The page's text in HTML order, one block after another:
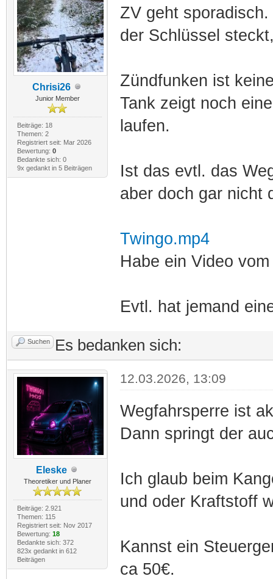
Chrisi26
Junior Member
Beiträge: 18
Themen: 2
Registriert seit: Mar 2026
Bewertung: 0
Bedankte sich: 0
9x gedankt in 5 Beiträgen
ZV geht
der Schlüssel
Zündfunken ist
Tank zeigt noch
laufen.
Ist das evtl. das
aber doch gar nicht
Twingo.mp4
Habe ein Video
Evtl. hat jemand
Suchen Es bedanken sich:
Eleske
Theoretiker und Planer
Beiträge: 2.921
Themen: 115
Registriert seit: Nov 2017
Bewertung: 18
Bedankte sich: 372
823x gedankt in 612
Beiträgen
12.03.2026, 13:09
Wegfahrsperre ist
Dann springt der
Ich glaub beim
und oder Kraftstoff
Kannst ein
ca 50€.